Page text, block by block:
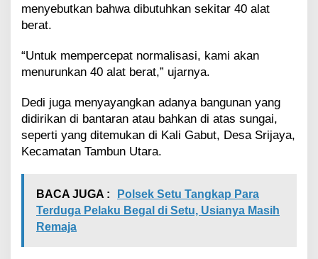
menyebutkan bahwa dibutuhkan sekitar 40 alat
berat.
“Untuk mempercepat normalisasi, kami akan
menurunkan 40 alat berat,” ujarnya.
Dedi juga menyayangkan adanya bangunan yang
didirikan di bantaran atau bahkan di atas sungai,
seperti yang ditemukan di Kali Gabut, Desa Srijaya,
Kecamatan Tambun Utara.
BACA JUGA :
Polsek Setu Tangkap Para
Terduga Pelaku Begal di Setu, Usianya Masih
Remaja